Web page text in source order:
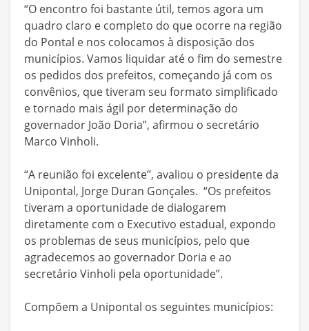
“O encontro foi bastante útil, temos agora um
quadro claro e completo do que ocorre na região
do Pontal e nos colocamos à disposição dos
municípios. Vamos liquidar até o fim do semestre
os pedidos dos prefeitos, começando já com os
convênios, que tiveram seu formato simplificado
e tornado mais ágil por determinação do
governador João Doria”, afirmou o secretário
Marco Vinholi.
“A reunião foi excelente’’, avaliou o presidente da
Unipontal, Jorge Duran Gonçales. “Os prefeitos
tiveram a oportunidade de dialogarem
diretamente com o Executivo estadual, expondo
os problemas de seus municípios, pelo que
agradecemos ao governador Doria e ao
secretário Vinholi pela oportunidade”.
Compõem a Unipontal os seguintes municípios: